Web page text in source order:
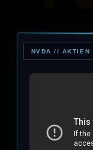
NVDA // AKTIEN